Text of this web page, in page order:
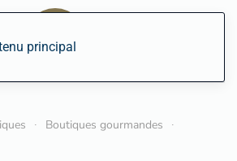
principal
Boutiques gourmandes